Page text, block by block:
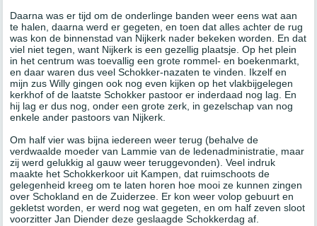
Daarna was er tijd om de onderlinge banden weer eens wat aan
te halen, daarna werd er gegeten, en toen dat alles achter de rug
was kon de binnenstad van Nijkerk nader bekeken worden. En dat
viel niet tegen, want Nijkerk is een gezellig plaatsje. Op het plein
in het centrum was toevallig een grote rommel- en boekenmarkt,
en daar waren dus veel Schokker-nazaten te vinden. Ikzelf en
mijn zus Willy gingen ook nog even kijken op het vlakbijgelegen
kerkhof of de laatste Schokker pastoor er inderdaad nog lag. En
hij lag er dus nog, onder een grote zerk, in gezelschap van nog
enkele ander pastoors van Nijkerk.
Om half vier was bijna iedereen weer terug (behalve de
verdwaalde moeder van Lammie van de ledenadministratie, maar
zij werd gelukkig al gauw weer teruggevonden). Veel indruk
maakte het Schokkerkoor uit Kampen, dat ruimschoots de
gelegenheid kreeg om te laten horen hoe mooi ze kunnen zingen
over Schokland en de Zuiderzee. Er kon weer volop gebuurt en
gekletst worden, er werd nog wat gegeten, en om half zeven sloot
voorzitter Jan Diender deze geslaagde Schokkerdag af.